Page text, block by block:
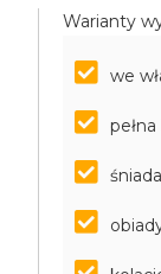
Warianty
we